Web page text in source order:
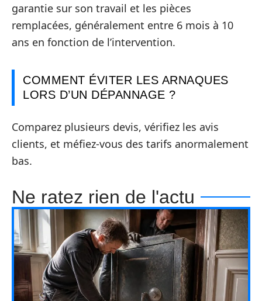
garantie sur son travail et les pièces
remplacées, généralement entre 6 mois à 10
ans en fonction de l’intervention.
COMMENT ÉVITER LES ARNAQUES
LORS D’UN DÉPANNAGE ?
Comparez plusieurs devis, vérifiez les avis
clients, et méfiez-vous des tarifs anormalement
bas.
Ne ratez rien de l'actu